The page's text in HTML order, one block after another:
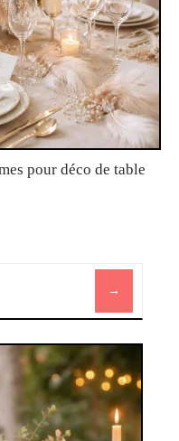
pour déco de table